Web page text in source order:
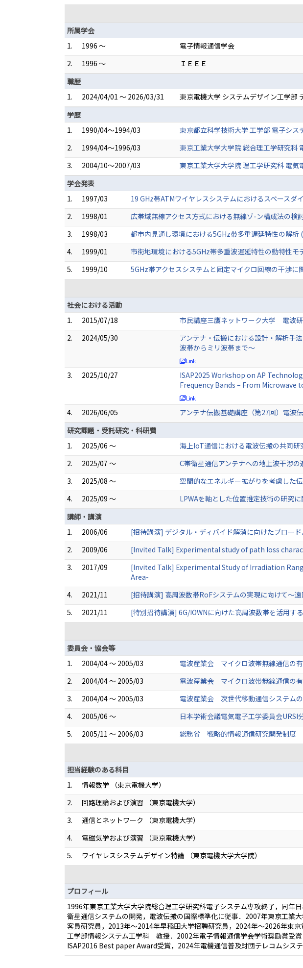
所属学会
1.
1996 ～
電子情報通信学会
2.
1996 ～
ＩＥＥＥ
職歴
1.
2024/04/01 ～ 2026/03/31
東京電機大学 システムデザイン工学部
学歴
1.
1990/04～1994/03
東京都立科学技術大学 工学部 電子シス
2.
1994/04～1996/03
東京工業大学大学院 総合理工学研究科
3.
2004/10～2007/03
東京工業大学大学院 理工学研究科 電気
学会発表
1.
1997/03
19 GHz帯ATMワイヤレスシステムにおけるスペース
2.
1998/01
広帯域無線アクセス方式における無線ゾ-ン構成法の検
3.
1998/03
都市内見通し環境における5GHz帯多重遅延特性の解
4.
1999/01
市街地環境における5GHz帯多重波遅延特性の動特性
5.
1999/10
5GHz帯アクセスシステムと固定マイクロ回線の干渉
社会における活動
1.
2015/07/18
市民講座三鷹ネットワーク大学 電波
2.
2024/05/30
アンテナ・伝搬における設計・解析
波帯からミリ波帯まで～
3. 2025/10/27
ISAP2025 Workshop on AP
Frequency Bands – From Microwave
4. 2026/06/05
アンテナ伝搬基礎講座（第27回）電波
研究課題・受託研究・科研費
1.
2025/06 ～
海上IoT通信における電波伝搬の共同研
2.
2025/07 ～
C帯衛星通信アンテナへの地上波干渉
3.
2025/08 ～
空間的なエネルギー拡がりを考慮した
4.
2025/09 ～
LPWAを軸とした位置推定技術の研究
講師・講演
1.
2006/06
[招待講演] デジタル・ディバイド解消に向けたブロー
2.
2009/06
[Invited Talk] Experimental study of path loss
3.
2017/09
[Invited Talk] Experimental Study of Irradiation
Area-
4.
2021/11
[招待講演] 高周波数帯RoFシステムの実現に向けて～
5.
2021/11
[特別招待講演] 6G/IOWNに向けた高周波数帯を活用す
委員会・協会等
1.
2004/04 ～ 2005/03
電波産業会 マイクロ波帯無線通信の
2.
2004/04 ～ 2005/03
電波産業会 マイクロ波帯無線通信の
3.
2004/04 ～ 2005/03
電波産業会 次世代移動通信システム
4.
2005/06 ～
日本学術会議電気電子工学委員会
5.
2005/11 ～ 2006/03
総務省 戦略的情報通信研究開発制度
担当経験のある科目
1.
情報数学 （東京電機大学）
2.
回路理論および演習 （東京電機大学）
3.
通信とネットワーク （東京電機大学）
4.
電磁気学および演習 （東京電機大学）
5.
ワイヤレスシステムデザイン特論 （東京電機大学大学院）
プロフィール
1996年東京工業大学大学院総合理工学研究科電子システム専攻終了，同年
衛星通信システムの開発，電波伝搬の国際標準化に従事．2007年東京工業
客員研究員，2013年～2014年早稲田大学招聘研究員，2024年～2026年東
工学部情報システム工学科 教授．2002年電子情報通信学会学術奨励賞受
ISAP2016 Best paper Award受賞，2024年電機通信普及財団テレコムシス